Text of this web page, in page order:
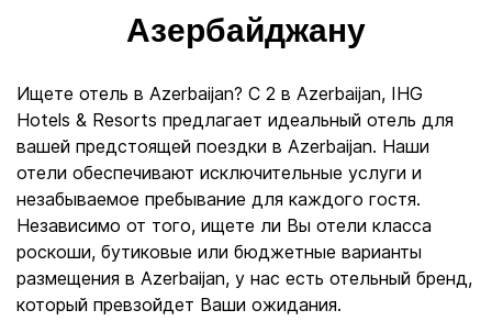
Азербайджану
Ищете отель в Azerbaijan? С 2 в Azerbaijan, IHG
Hotels & Resorts предлагает идеальный отель для
вашей предстоящей поездки в Azerbaijan. Наши
отели обеспечивают исключительные услуги и
незабываемое пребывание для каждого гостя.
Независимо от того, ищете ли Вы отели класса
роскоши, бутиковые или бюджетные варианты
размещения в Azerbaijan, у нас есть отельный бренд,
который превзойдет Ваши ожидания.